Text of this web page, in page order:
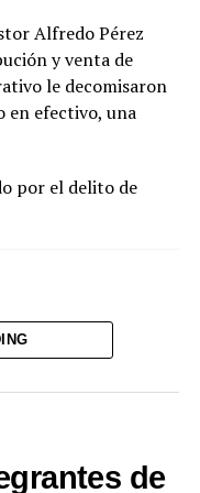
BEBÉS
obligatorio de $125
el exfiscal Luis
Santo Tomás
Alfredo Pérez
y venta de
le decomisaron
en efectivo, una
por el delito de
de